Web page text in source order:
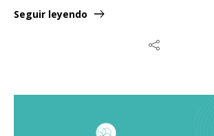
Seguir leyendo